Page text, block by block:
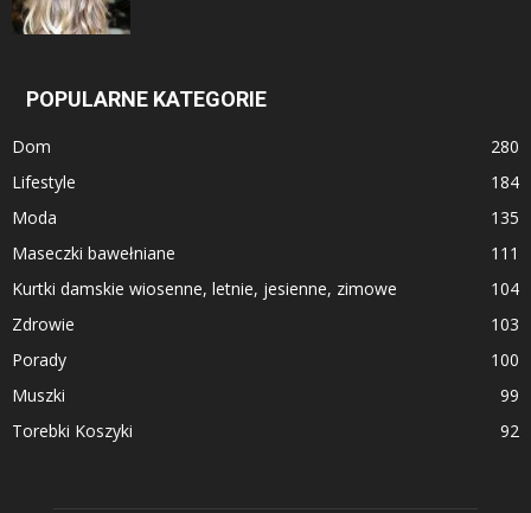
POPULARNE KATEGORIE
Dom
280
Lifestyle
184
Moda
135
Maseczki bawełniane
111
Kurtki damskie wiosenne, letnie, jesienne, zimowe
104
Zdrowie
103
Porady
100
Muszki
99
Torebki Koszyki
92